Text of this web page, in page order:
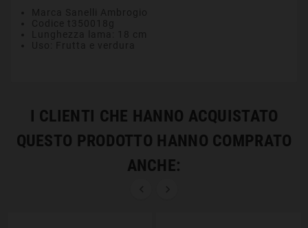
I CLIENTI CHE HANNO ACQUISTATO
QUESTO PRODOTTO HANNO COMPRATO
ANCHE: